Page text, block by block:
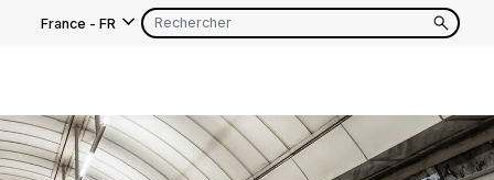
France - FR
EN FR
EN